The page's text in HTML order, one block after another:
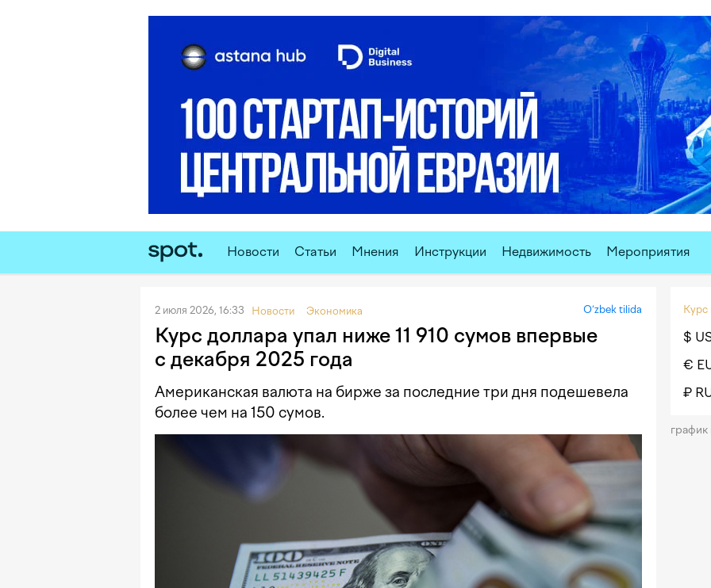
Новости Статьи Мнения Инструкции Недвижимость Мероприятия
2 июля 2026, 16:33 Новости Экономика O‘zbek tilida
Курс доллара упал ниже 11 910 сумов впервые
с декабря 2025 года
Американская валюта на бирже за последние три дня подешевела
более чем на 150 сумов.
Курс
$
€
₽
график